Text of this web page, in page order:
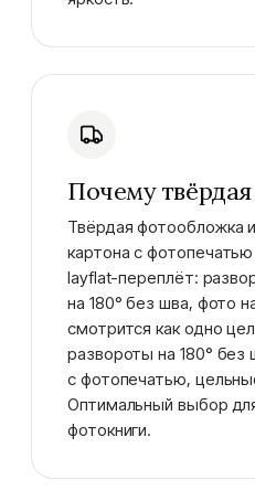
Почему
Твёрдая фотообложка
картона с
layflat-переплёт:
на 180° без шва, фото
смотрится как одно
развороты на 180°
с фотопечатью,
Оптимальный выбор
фотокниги.